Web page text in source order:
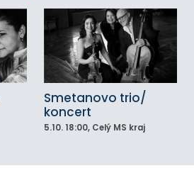
Smetanovo trio/
koncert
5.10. 18:00, Celý MS kraj